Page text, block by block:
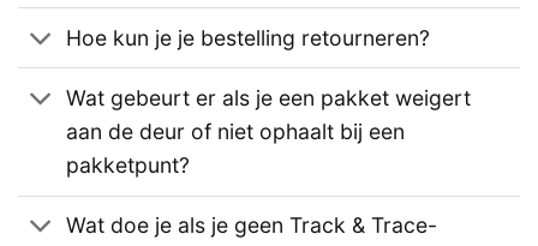
Hoe kun je je bestelling retourneren?
Wat gebeurt er als je een pakket weigert
aan de deur of niet ophaalt bij een
pakketpunt?
Wat doe je als je geen Track & Trace-